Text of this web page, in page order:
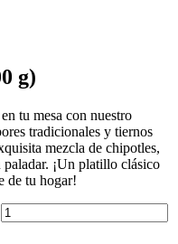
g)
tu mesa con nuestro
tradicionales y tiernos
mezcla de chipotles,
¡Un platillo clásico
de tu hogar!